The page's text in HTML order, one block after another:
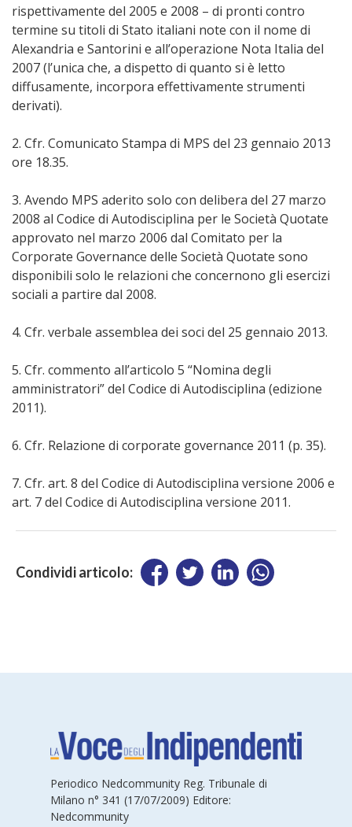
rispettivamente del 2005 e 2008 – di pronti contro
termine su titoli di Stato italiani note con il nome di
Alexandria e Santorini e all’operazione Nota Italia del
2007 (l’unica che, a dispetto di quanto si è letto
diffusamente, incorpora effettivamente strumenti
derivati).
2. Cfr. Comunicato Stampa di MPS del 23 gennaio 2013
ore 18.35.
3. Avendo MPS aderito solo con delibera del 27 marzo
2008 al Codice di Autodisciplina per le Società Quotate
approvato nel marzo 2006 dal Comitato per la
Corporate Governance delle Società Quotate sono
disponibili solo le relazioni che concernono gli esercizi
sociali a partire dal 2008.
4. Cfr. verbale assemblea dei soci del 25 gennaio 2013.
5. Cfr. commento all’articolo 5 “Nomina degli
amministratori” del Codice di Autodisciplina (edizione
2011).
6. Cfr. Relazione di corporate governance 2011 (p. 35).
7. Cfr. art. 8 del Codice di Autodisciplina versione 2006 e
art. 7 del Codice di Autodisciplina versione 2011.
Condividi articolo:
Periodico Nedcommunity Reg. Tribunale di
Milano n° 341 (17/07/2009) Editore:
Nedcommunity